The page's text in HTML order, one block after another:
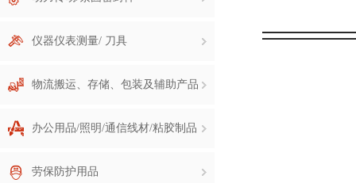
仪器仪表测量/ 刀具
物流搬运、存储、包装及辅助产品
办公用品/照明/通信线材/粘胶制品
劳保防护用品